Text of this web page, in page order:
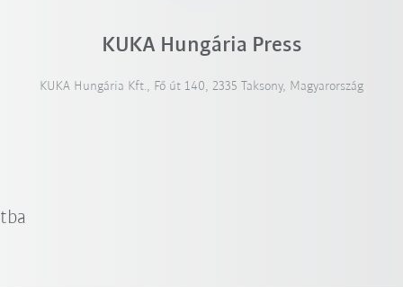
KUKA Hungária Press
KUKA Hungária Kft., Fő út 140, 2335 Taksony, Magyarország